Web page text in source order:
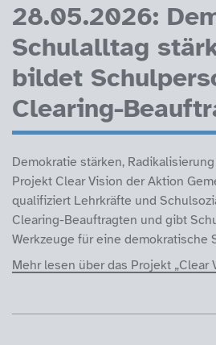
28.05.2026:
Schulalltag
bildet
Clearing-
Demokratie stärken,
Projekt Clear Vision der Aktion
qualifiziert Lehrkräfte und
Clearing-Beauftragten und gibt
Werkzeuge für eine demokratische
Mehr lesen über das Projekt „Clear